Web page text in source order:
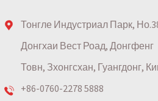
Тонгле Индустриал Парк,
Донгхаи Вест Роад, Донгфенг
Товн, Зхонгсхан, Гуангдонг,
+86-0760-2278 5888